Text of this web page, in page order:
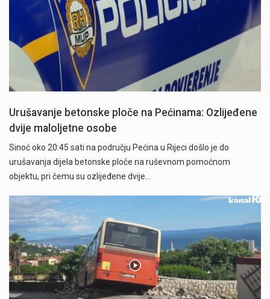
Urušavanje betonske ploče na Pećinama: Ozlijeđene
dvije maloljetne osobe
Sinoć oko 20:45 sati na području Pećina u Rijeci došlo je do
urušavanja dijela betonske ploče na ruševnom pomoćnom
objektu, pri čemu su ozlijeđene dvije…